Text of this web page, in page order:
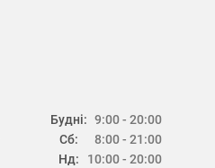
Будні:
Сб:
Нд:
9:00 - 20:00
8:00 - 21:00
10:00 - 20:00